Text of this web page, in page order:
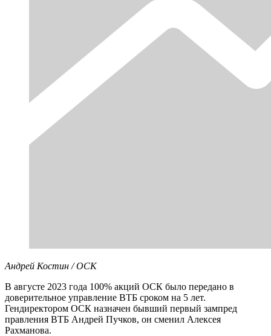
Андрей Костин / ОСК
В августе 2023 года 100% акций ОСК было передано в
доверительное управление ВТБ сроком на 5 лет.
Гендиректором ОСК назначен бывший первый зампред
правления ВТБ Андрей Пучков, он сменил Алексея
Рахманова.